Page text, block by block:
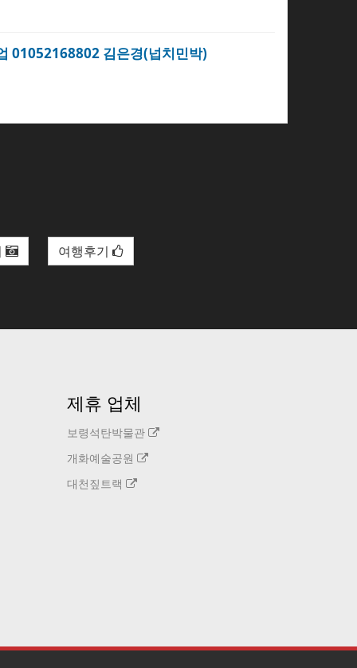
01052168802 김은경(넙치민박)
여행후기
제휴 업체
보령석탄박물관
개화예술공원
대천짚트랙